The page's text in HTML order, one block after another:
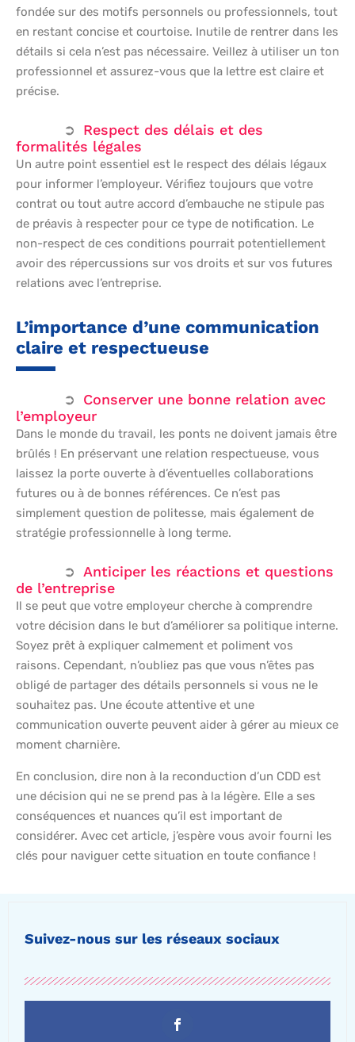
fondée sur des motifs personnels ou professionnels, tout
en restant concise et courtoise. Inutile de rentrer dans les
détails si cela n’est pas nécessaire. Veillez à utiliser un ton
professionnel et assurez-vous que la lettre est claire et
précise.
Respect des délais et des
formalités légales
Un autre point essentiel est le respect des délais légaux
pour informer l’employeur. Vérifiez toujours que votre
contrat ou tout autre accord d’embauche ne stipule pas
de préavis à respecter pour ce type de notification. Le
non-respect de ces conditions pourrait potentiellement
avoir des répercussions sur vos droits et sur vos futures
relations avec l’entreprise.
L’importance d’une communication
claire et respectueuse
Conserver une bonne relation avec
l’employeur
Dans le monde du travail, les ponts ne doivent jamais être
brûlés ! En préservant une relation respectueuse, vous
laissez la porte ouverte à d’éventuelles collaborations
futures ou à de bonnes références. Ce n’est pas
simplement question de politesse, mais également de
stratégie professionnelle à long terme.
Anticiper les réactions et questions
de l’entreprise
Il se peut que votre employeur cherche à comprendre
votre décision dans le but d’améliorer sa politique interne.
Soyez prêt à expliquer calmement et poliment vos
raisons. Cependant, n’oubliez pas que vous n’êtes pas
obligé de partager des détails personnels si vous ne le
souhaitez pas. Une écoute attentive et une
communication ouverte peuvent aider à gérer au mieux ce
moment charnière.
En conclusion, dire non à la reconduction d’un CDD est
une décision qui ne se prend pas à la légère. Elle a ses
conséquences et nuances qu’il est important de
considérer. Avec cet article, j’espère vous avoir fourni les
clés pour naviguer cette situation en toute confiance !
Suivez-nous sur les réseaux sociaux